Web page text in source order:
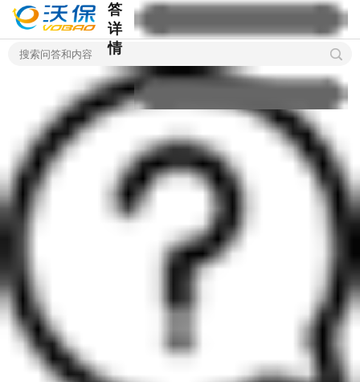
答
详
情